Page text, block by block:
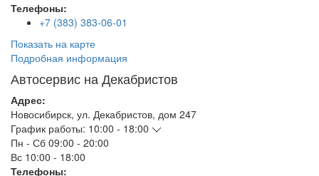
Телефоны:
+7 (383) 383-06-01
Показать на карте
Подробная информация
Автосервис на Декабристов
Адрес:
Новосибирск, ул. Декабристов, дом 247
График работы: 10:00 - 18:00
Пн - Сб 09:00 - 20:00
Вс 10:00 - 18:00
Телефоны: